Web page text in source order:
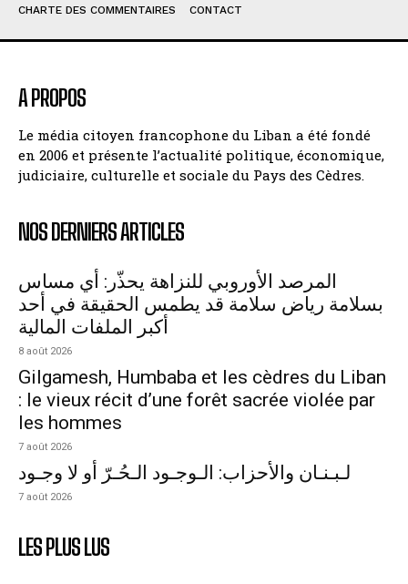
CHARTE DES COMMENTAIRES
CONTACT
A PROPOS
Le média citoyen francophone du Liban a été fondé
en 2006 et présente l’actualité politique, économique,
judiciaire, culturelle et sociale du Pays des Cèdres.
NOS DERNIERS ARTICLES
المرصد الأوروبي للنزاهة يحذّر: أي مساس
بسلامة رياض سلامة قد يطمس الحقيقة في أحد
أكبر الملفات المالية
8 août 2026
Gilgamesh, Humbaba et les cèdres du Liban
: le vieux récit d’une forêt sacrée violée par
les hommes
7 août 2026
لـبـنـان والأحزاب: الـوجـود الـحُـرّ أو لا وجـود
7 août 2026
LES PLUS LUS